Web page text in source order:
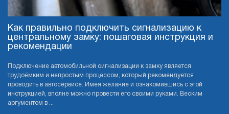
Как правильно подключить сигнализацию к
центральному замку: пошаговая инструкция и
рекомендации
Подключение автомобильной сигнализации к замку является
трудоёмким и непростым процессом, который рекомендуется
проводить в автосервисе. Имея желание и ознакомившись с этой
инструкцией, вполне можно провести его своими руками. Веским
аргументом в ...